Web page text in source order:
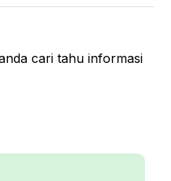
cari tahu informasi